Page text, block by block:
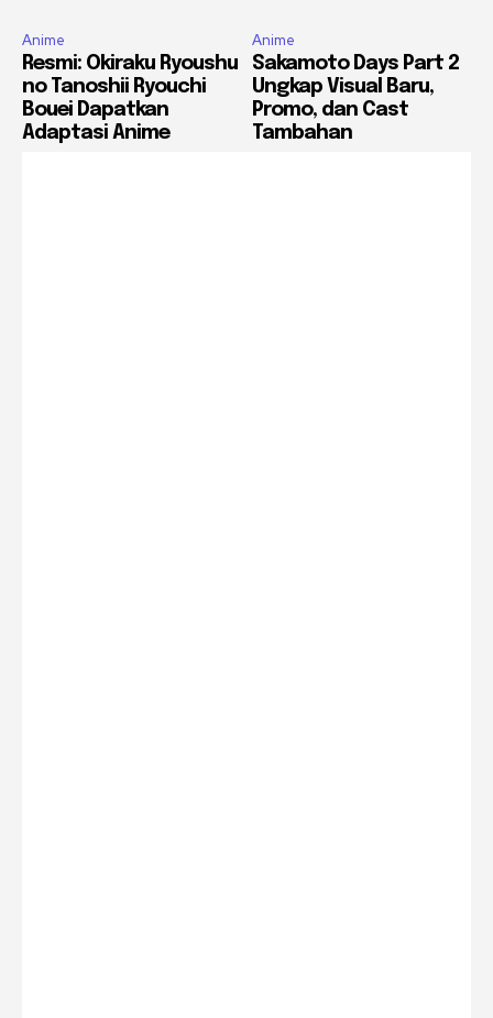
Anime
Resmi: Okiraku Ryoushu
no Tanoshii Ryouchi
Bouei Dapatkan
Adaptasi Anime
Anime
Sakamoto Days Part 2
Ungkap Visual Baru,
Promo, dan Cast
Tambahan